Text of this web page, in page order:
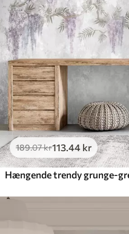
189.07kr113.44 kr